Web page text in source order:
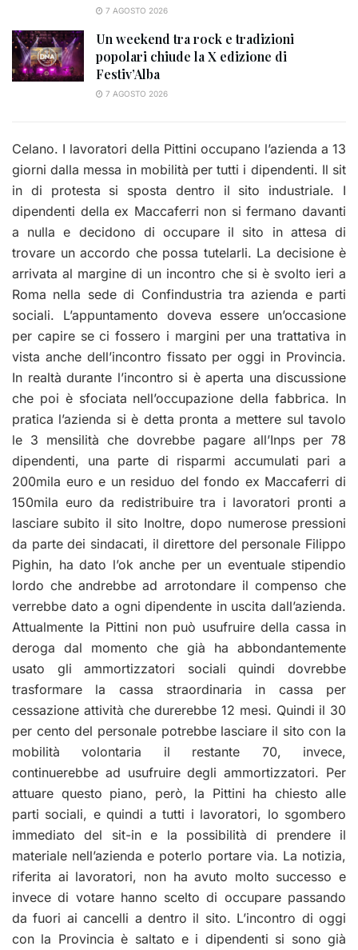
7 AGOSTO 2026
Un weekend tra rock e tradizioni
popolari chiude la X edizione di
Festiv’Alba
7 AGOSTO 2026
Celano. I lavoratori della Pittini occupano l’azienda a 13
giorni dalla messa in mobilità per tutti i dipendenti. Il sit
in di protesta si sposta dentro il sito industriale. I
dipendenti della ex Maccaferri non si fermano davanti
a nulla e decidono di occupare il sito in attesa di
trovare un accordo che possa tutelarli. La decisione è
arrivata al margine di un incontro che si è svolto ieri a
Roma nella sede di Confindustria tra azienda e parti
sociali. L’appuntamento doveva essere un’occasione
per capire se ci fossero i margini per una trattativa in
vista anche dell’incontro fissato per oggi in Provincia.
In realtà durante l’incontro si è aperta una discussione
che poi è sfociata nell’occupazione della fabbrica. In
pratica l’azienda si è detta pronta a mettere sul tavolo
le 3 mensilità che dovrebbe pagare all’Inps per 78
dipendenti, una parte di risparmi accumulati pari a
200mila euro e un residuo del fondo ex Maccaferri di
150mila euro da redistribuire tra i lavoratori pronti a
lasciare subito il sito Inoltre, dopo numerose pressioni
da parte dei sindacati, il direttore del personale Filippo
Pighin, ha dato l’ok anche per un eventuale stipendio
lordo che andrebbe ad arrotondare il compenso che
verrebbe dato a ogni dipendente in uscita dall’azienda.
Attualmente la Pittini non può usufruire della cassa in
deroga dal momento che già ha abbondantemente
usato gli ammortizzatori sociali quindi dovrebbe
trasformare la cassa straordinaria in cassa per
cessazione attività che durerebbe 12 mesi. Quindi il 30
per cento del personale potrebbe lasciare il sito con la
mobilità volontaria il restante 70, invece,
continuerebbe ad usufruire degli ammortizzatori. Per
attuare questo piano, però, la Pittini ha chiesto alle
parti sociali, e quindi a tutti i lavoratori, lo sgombero
immediato del sit-in e la possibilità di prendere il
materiale nell’azienda e poterlo portare via. La notizia,
riferita ai lavoratori, non ha avuto molto successo e
invece di votare hanno scelto di occupare passando
da fuori ai cancelli a dentro il sito. L’incontro di oggi
con la Provincia è saltato e i dipendenti si sono già